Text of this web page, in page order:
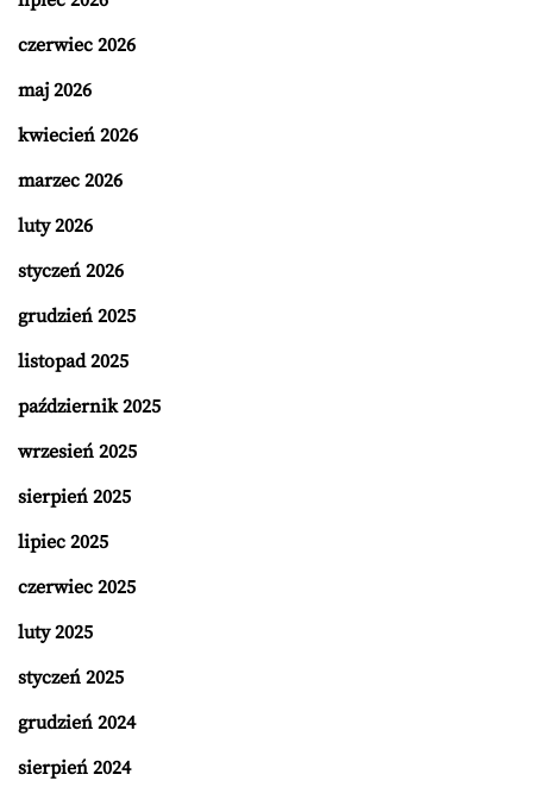
czerwiec 2026
maj 2026
kwiecień 2026
marzec 2026
luty 2026
styczeń 2026
grudzień 2025
listopad 2025
październik 2025
wrzesień 2025
sierpień 2025
lipiec 2025
czerwiec 2025
luty 2025
styczeń 2025
grudzień 2024
sierpień 2024